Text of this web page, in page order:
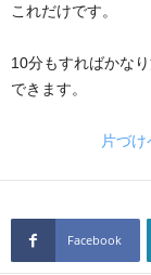
これだけです。
10分もすればかな
できます。
片づ
Facebook